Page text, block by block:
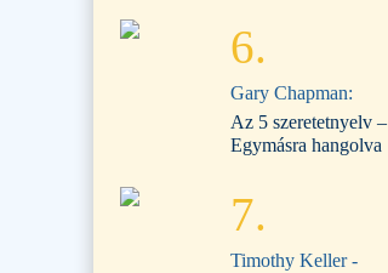
6.
Gary Chapman:
Az 5 szeretetnyelv –
Egymásra hangolva
7.
Timothy Keller -